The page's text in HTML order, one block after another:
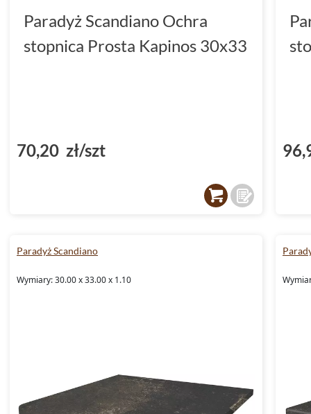
Paradyż Scandiano Ochra
stopnica Prosta Kapinos 30x33
70,20 zł/szt
Paradyż Scandiano
Wymiary: 30.00 x 33.00 x 1.10